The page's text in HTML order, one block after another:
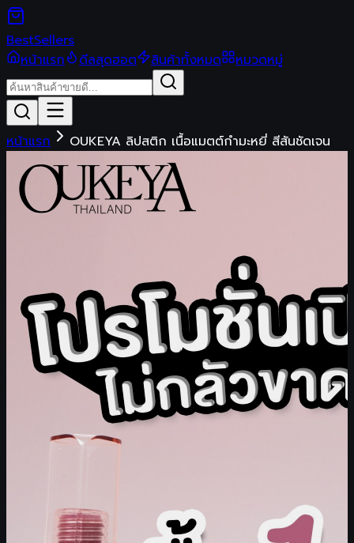
BestSellers
หน้าแรก
ดีลสุดฮอต สินค้าทั้งหมด หมวดหมู่
หน้าแรก OUKEYA ลิปสติก เนื้อแมตต์กํามะหยี่ สีสันชัดเจน